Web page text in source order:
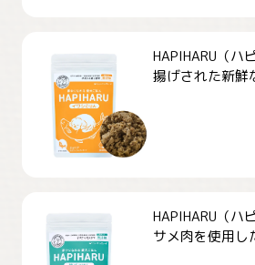
HAPIHARU（ハ
揚げされた新鮮
HAPIHARU（ハ
サメ肉を使用し